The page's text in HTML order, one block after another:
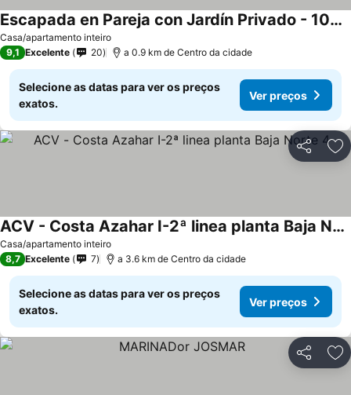
Casa/apartamento inteiro
Escapada en Pareja con Jardín Privado - 100 m del Mar
9,1 Excelente 20 a 0.9 km de Centro da cidade
Selecione as datas para ver os preços
exatos.
Ver preços
Partilhar
Casa/apartamento inteiro
ACV - Costa Azahar I-2ª linea planta Baja Norte 4
8,7 Excelente 7 a 3.6 km de Centro da cidade
Selecione as datas para ver os preços
exatos.
Ver preços
Partilhar